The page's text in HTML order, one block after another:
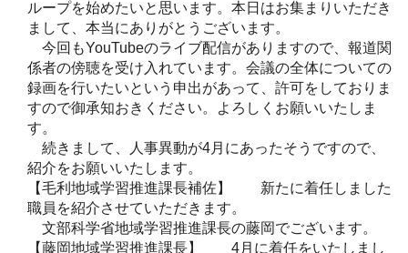
ループを始めたいと思います。本日はお集まりいただき
まして、本当にありがとうございます。
今回もYouTubeのライブ配信がありますので、報道関
係者の傍聴を受け入れています。会議の全体についての
録画を行いたいという申出があって、許可をしておりま
すので御承知おきください。よろしくお願いいたしま
す。
続きまして、人事異動が4月にあったそうですので、
紹介をお願いいたします。
【毛利地域学習推進課長補佐】 新たに着任しました
職員を紹介させていただきます。
文部科学省地域学習推進課長の藤岡でございます。
【藤岡地域学習推進課長】 4月に着任をいたしまし